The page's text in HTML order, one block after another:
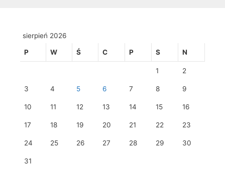
sierpień 2026
P W Ś C P S N
1 2
3 4 5 6 7 8 9
10 11 12 13 14 15 16
17 18 19 20 21 22 23
24 25 26 27 28 29 30
31